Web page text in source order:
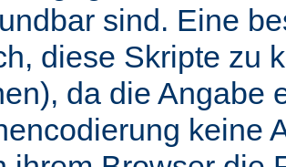
sind. Eine
diese Skripte zu
da die Angabe
keine